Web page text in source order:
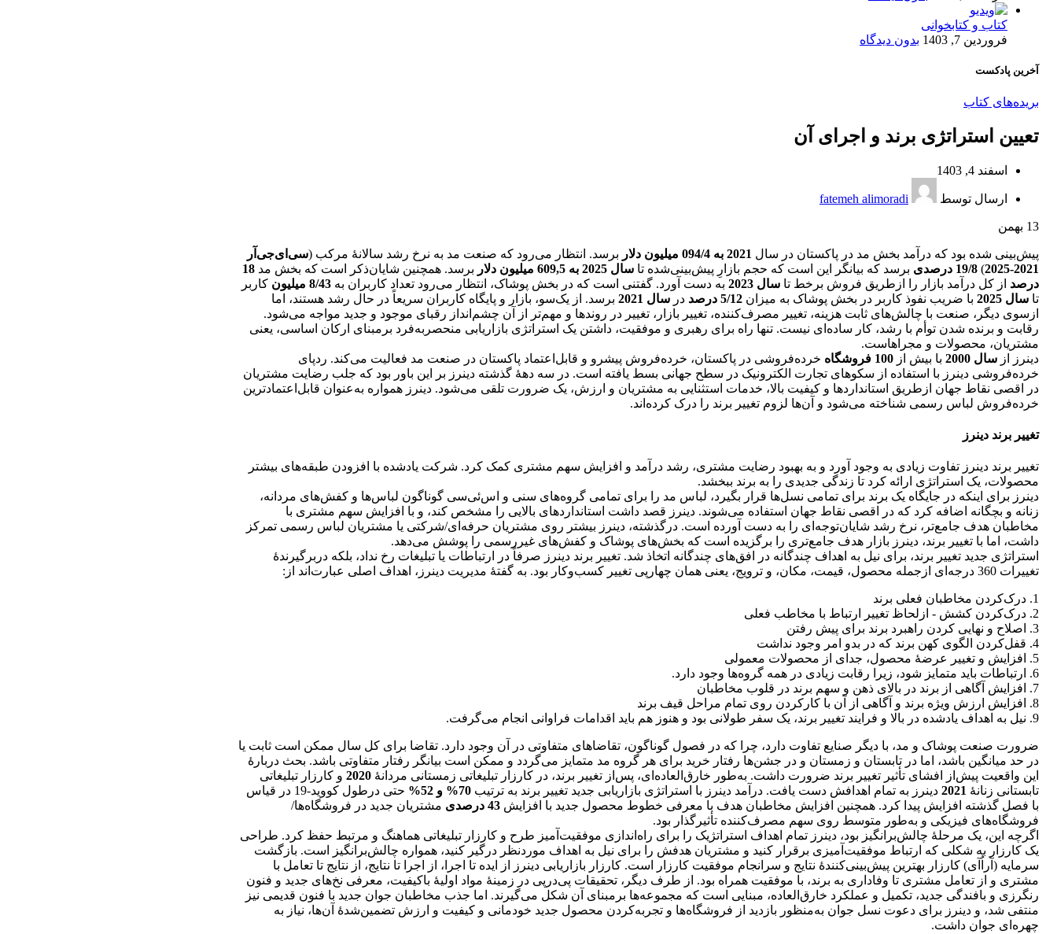
بریده‌های کتاب
تعیین استراتژی برند و اجرای آن
اسفند 4, 1403
ارسال توسط fatemeh alimoradi
13 بهمن
پیش‌بینی شده بود که درآمد بخش مد در پاکستان در سال برسد. انتظار می‌رود که صنعت مد به نرخ رشد سالانۀ مرکب (سی‌ای‌جی‌آر
2021-2025
) برسد که بیانگر این است که حجم بازارِ پیش‌بینی‌شده تا سال 2025 به 609,5 میلیون دلار برسد. همچنین شایان‌ذکر است که بخش مد 18
درصد از کل درآمد بازار را ازطریق فروش برخط تا سال 2023 به دست آورد. گفتنی است که در بخش پوشاک، انتظار می‌رود تعداد کاربران به
کاربر
تا سال 2025 با ضریب نفوذ کاربر در بخش پوشاک به میزان در سال 2021
برسد. از یک‌سو، بازار و پایگاه کاربران سریعاً در حال رشد هستند، اما
ازسوی دیگر، صنعت با چالش‌های ثابت هزینه، تغییر مصرف‌کننده، تغییر بازار، تغییر در روندها و مهم‌تر از آن چشم‌انداز رقبای موجود و جدید مواجه می‌شود.
رقابت و برنده شدن توأم با رشد، کار ساده‌ای نیست. تنها راه برای رهبری و موفقیت، داشتن یک استراتژی بازاریابی منحصربه‌فرد برمبنای ارکان اساسی، یعنی
مشتریان، محصولات و مجرا‌هاست.
دینرز از سال 2000 با بیش از 100 فروشگاه
خرده‌فروشی در پاکستان، خرده‌فروش پیشرو و قابل‌اعتماد پاکستان در صنعت مد فعالیت می‌کند. ردپای
خرده‌فروشی دینرز با استفاده از سکو‌های تجارت الکترونیک در سطح جهانی بسط یافته است. در سه دهۀ گذشته دینرز بر این باور بود که جلب رضایت مشتریان
در اقصی نقاط جهان ازطریق استانداردها و کیفیت بالا، خدمات استثنایی به مشتریان و ارزش، یک ضرورت تلقی می‌شود. دینرز همواره به‌عنوان قابل‌اعتمادترین
خرده‌فروش لباس رسمی شناخته می‌شود و آن‌ها لزوم تغییر برند را درک کرده‌اند.
تغییر برند دینرز
تغییر برند دینرز تفاوت زیادی به وجود آورد و به بهبود رضایت مشتری، رشد درآمد و افزایش سهم مشتری کمک کرد. شرکت یاد‌شده با افزودن طبقه‌های بیشتر
محصولات، یک استراتژی ارائه کرد تا زندگی جدیدی را به برند ببخشد.
دینرز برای اینکه در جایگاه یک برند برای تمامی نسل‌ها قرار بگیرد، لباس مد را برای تمامی گروه‌های سنی و اس‌ئی‌سی گوناگون لباس‌ها و کفش‌های مردانه،
زنانه و بچگانه اضافه کرد که در اقصی نقاط جهان استفاده می‌شوند. دینرز قصد داشت استانداردهای بالایی را مشخص کند، و با افزایش سهم مشتری با
مخاطبان هدف جامع‌تر، نرخ رشد شایان‌توجه‌ای را به دست آورده است. درگذشته، دینرز بیشتر روی مشتریان حرفه‌ای/شرکتی یا مشتریان لباس رسمی تمرکز
داشت، اما با تغییر برند، دینرز بازار هدف جامع‌تری را برگزیده است که بخش‌های پوشاک و کفش‌های غیررسمی را پوشش می‌دهد.
استراتژی جدید تغییر برند، برای نیل به اهداف چندگانه در افق‌های چندگانه اتخاذ شد. تغییر برند دینرز صرفاً در ارتباطات یا تبلیغات رخ نداد، بلکه دربرگیرندۀ
تغییرات 360 درجه‌ای ازجمله محصول، قیمت، مکان، و ترویج، یعنی همان چهارپی تغییر کسب‌وکار بود. به گفتۀ مدیریت دینرز، اهداف اصلی عبارت‌اند از:
1. درک‌کردن مخاطبان فعلی برند
2. درک‌کردن کشش - ازلحاظ تغییر ارتباط با مخاطب فعلی
3. اصلاح و نهایی کردن راهبرد برند برای پیش رفتن
4. قفل‌کردن الگوی کهن برند که در بدو امر وجود نداشت
5. افزایش و تغییر عرضۀ محصول، جدای از محصولات معمولی
6. ارتباطات باید متمایز شود، زیرا رقابت زیادی در همه گروه‌ها وجود دارد.
7. افزایش آگاهی از برند در بالای ذهن و سهم برند در قلوب مخاطبان
8. افزایش ارزش ویژه برند و آگاهی از آن با کارکردن روی تمام مراحل قیف برند
9. نیل به اهداف یاد‌شده در بالا و فرایند تغییر برند، یک سفر طولانی بود و هنوز هم باید اقدامات فراوانی انجام می‌گرفت.
ضرورت صنعت پوشاک و مد، با دیگر صنایع تفاوت دارد، چرا که در فصول گوناگون، تقاضاهای متفاوتی در آن وجود دارد. تقاضا برای کل سال ممکن است ثابت یا
در حد میانگین باشد، اما در تابستان و زمستان و در جشن‌ها رفتار خرید برای هر گروه مد متمایز می‌گردد و ممکن است بیانگر رفتار متفاوتی باشد. بحث دربارۀ
این واقعیت پیش‌از افشای تأثیر تغییر برند ضرورت داشت. به‌طور خارق‌العاده‌ای، پس‌از تغییر برند، در کارزار تبلیغاتی زمستانی مردانۀ 2020 و کارزار تبلیغاتی
تابستانی زنانۀ 2021 دینرز به تمام اهدافش دست یافت. درآمد دینرز با استراتژی بازاریابی جدید تغییر برند به ترتیب 70% و 52%
حتی درطول کووید-19 در قیاس
با فصل گذشته افزایش پیدا کرد. همچنین افزایش مخاطبان هدف با معرفی خطوط محصول جدید با افزایش
مشتریان جدید در فروشگاه‌ها/
فروشگاه‌های فیزیکی و به‌طور متوسط روی سهم مصرف‌کننده تأثیرگذار بود.
اگرچه این‌، یک مرحلۀ چالش‌برانگیز بود، دینرز تمام اهداف استراتژیک را برای راه‌اندازی موفقیت‌آمیز طرح و کارزار تبلیغاتی هماهنگ و مرتبط حفظ کرد. طراحی
یک کارزار به شکلی که ارتباط موفقیت‌آمیزی برقرار کنید و مشتریان هدفش را برای نیل به اهداف موردنظر درگیر کنید، همواره چالش‌برانگیز است. بازگشت
سرمایه (آراُآی) کارزار بهترین پیش‌بینی‌کنندۀ نتایج و سرانجام موفقیت کارزار است. کارزار بازاریابی دینرز از ایده تا اجرا، از اجرا تا نتایج، از نتایج تا تعامل با
مشتری و از تعامل مشتری تا وفاداری به برند، با‌ موفقیت همراه بود. از طرف دیگر، تحقیقات پی‌درپی در زمینۀ مواد اولیۀ باکیفیت، معرفی نخ‌های جدید و فنون‌
رنگرزی و بافندگی جدید، تکمیل و عملکرد خارق‌العاده، مبنایی است که مجموعه‌ها برمبنای آن شکل می‌گیرند. اما جذب مخاطبان جوان جدید با فنون‌ قدیمی نیز
منتفی شد، و دینرز برای دعوت نسل جوان به‌منظور بازدید از فروشگاه‌ها و تجربه‌کردن محصول جدید خودمانی و کیفیت و ارزش تضمین‌شدۀ آن‌ها، نیاز به
چهره‌ای جوان داشت.
کتاب و کتابخوانی
فروردین 7, 1403
بدون دیدگاه
آخرین پادکست